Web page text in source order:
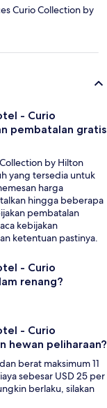
Curio Collection by
- Curio
pembatalan gratis
by Hilton
yang tersedia untuk
harga
hingga beberapa
pembatalan
kebijakan
ketentuan pastinya.
- Curio
renang?
- Curio
hewan peliharaan?
berat maksimum 11
sebesar USD 25 per
berlaku, silakan